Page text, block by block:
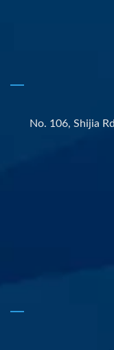
No. 106, Shijia